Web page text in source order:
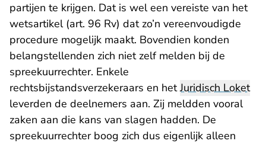
partijen te krijgen. Dat is wel een vereiste van het
wetsartikel (art. 96 Rv) dat zo’n vereenvoudigde
procedure mogelijk maakt. Bovendien konden
belangstellenden zich niet zelf melden bij de
spreekuurrechter. Enkele
rechtsbijstandsverzekeraars en hetJuridisch Loket
leverden de deelnemers aan. Zij meldden vooral
zaken aan die kans van slagen hadden. De
spreekuurrechter boog zich dus eigenlijk alleen